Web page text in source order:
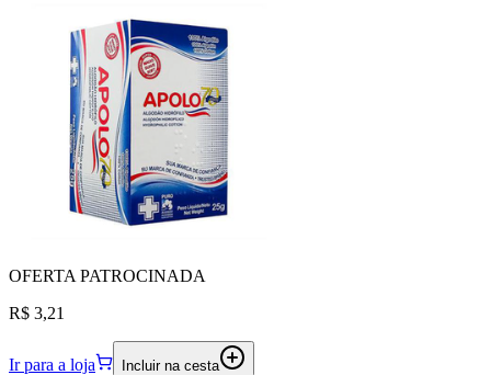
OFERTA PATROCINADA
R$ 3,21
Ir para a loja Incluir na cesta